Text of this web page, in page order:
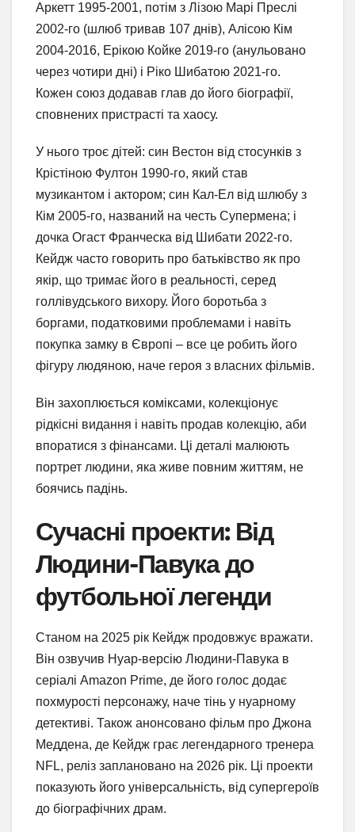
Аркетт 1995-2001, потім з Лізою Марі Преслі
2002-го (шлюб тривав 107 днів), Алісою Кім
2004-2016, Ерікою Койке 2019-го (анульовано
через чотири дні) і Ріко Шибатою 2021-го.
Кожен союз додавав глав до його біографії,
сповнених пристрасті та хаосу.
У нього троє дітей: син Вестон від стосунків з
Крістіною Фултон 1990-го, який став
музикантом і актором; син Кал-Ел від шлюбу з
Кім 2005-го, названий на честь Супермена; і
дочка Огаст Франческа від Шибати 2022-го.
Кейдж часто говорить про батьківство як про
якір, що тримає його в реальності, серед
голлівудського вихору. Його боротьба з
боргами, податковими проблемами і навіть
покупка замку в Європі – все це робить його
фігуру людяною, наче героя з власних фільмів.
Він захоплюється коміксами, колекціонує
рідкісні видання і навіть продав колекцію, аби
впоратися з фінансами. Ці деталі малюють
портрет людини, яка живе повним життям, не
боячись падінь.
Сучасні проекти: Від
Людини-Павука до
футбольної легенди
Станом на 2025 рік Кейдж продовжує вражати.
Він озвучив Нуар-версію Людини-Павука в
серіалі Amazon Prime, де його голос додає
похмурості персонажу, наче тінь у нуарному
детективі. Також анонсовано фільм про Джона
Меддена, де Кейдж грає легендарного тренера
NFL, реліз заплановано на 2026 рік. Ці проекти
показують його універсальність, від супергероїв
до біографічних драм.